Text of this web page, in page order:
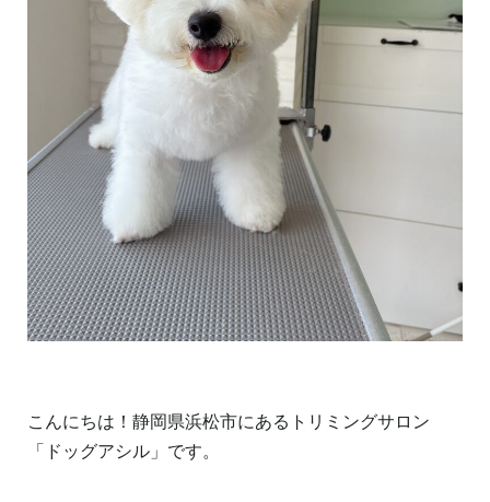
こんにちは！静岡県浜松市にあるトリミングサロン
「ドッグアシル」です。